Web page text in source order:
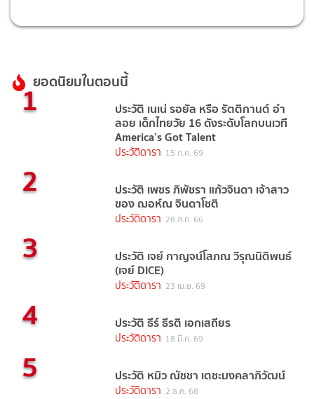
ยอดนิยมในตอนนี้
1 ประวัติ เนเน่ รอยัล หรือ รัตติกานต์ อำ
ลอย เด็กไทยวัย 16 ดังระดับโลกบนเวที
America’s Got Talent
ประวัติดารา 15 ก.ค. 69
2 ประวัติ เพชร ภิพัชรา แก้วจินดา เจ้าสาว
ของ ฌอห์ณ จินดาโชติ
ประวัติดารา 28 ส.ค. 66
3 ประวัติ เจย์ กาญจน์โสภณ วิรุณนิติพนธ์
(เจย์ DICE)
ประวัติดารา 23 เม.ย. 69
4 ประวัติ ธีร์ ธีรติ เอกเสถียร
ประวัติดารา 18 มี.ค. 69
5 ประวัติ หมิว ณัชชา เตชะมงคลาภิวัฒน์
ประวัติดารา 2 ธ.ค. 68